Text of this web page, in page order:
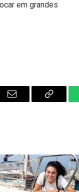
em grandes
Email
Copy